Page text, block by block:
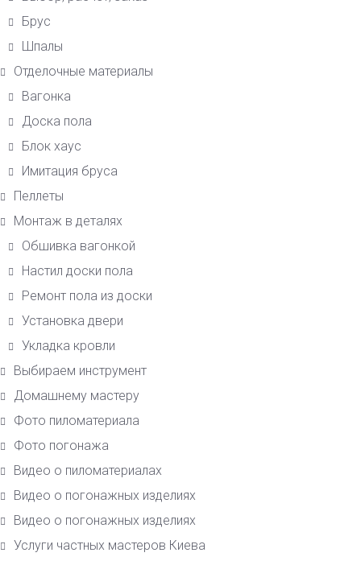
Брус
Шпалы
Отделочные материалы
Вагонка
Доска пола
Блок хаус
Имитация бруса
Пеллеты
Монтаж в деталях
Обшивка вагонкой
Настил доски пола
Ремонт пола из доски
Установка двери
Укладка кровли
Выбираем инструмент
Домашнему мастеру
Фото пиломатериала
Фото погонажа
Видео о пиломатериалах
Видео о погонажных изделиях
Видео о погонажных изделиях
Услуги частных мастеров Киева